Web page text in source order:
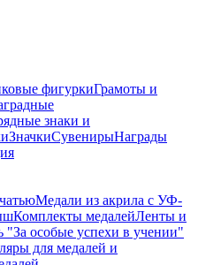
фигуркиГрамоты и
знаки и
ЗначкиСувенирыНаграды
Медали из акрила с УФ-
Комплекты медалейЛенты и
"За особые успехи в учении"
для медалей и